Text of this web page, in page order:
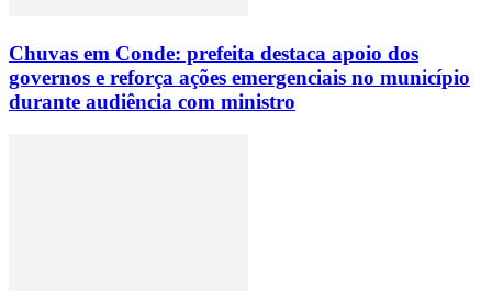
Chuvas em Conde: prefeita destaca apoio dos
governos e reforça ações emergenciais no município
durante audiência com ministro